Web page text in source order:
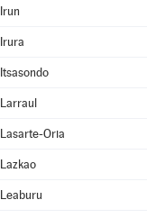
Irun
Irura
Itsasondo
Larraul
Lasarte-Oria
Lazkao
Leaburu